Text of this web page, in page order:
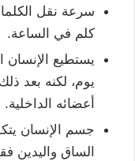
كلم في الساعة.
يوم، لكنه بعد
أعضائه الداخلية.
الساق واليدين فقط 103